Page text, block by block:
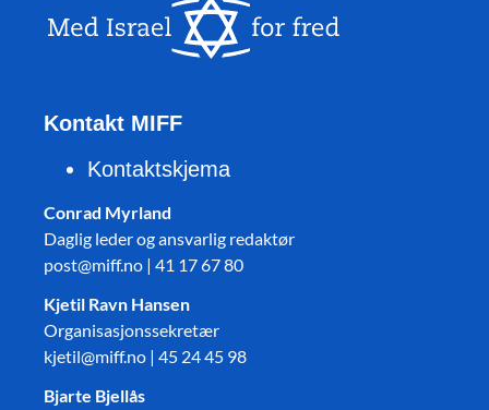
Kontakt MIFF
Kontaktskjema
Conrad Myrland
Daglig leder og ansvarlig redaktør
post@miff.no | 41 17 67 80
Kjetil Ravn Hansen
Organisasjonssekretær
kjetil@miff.no | 45 24 45 98
Bjarte Bjellås